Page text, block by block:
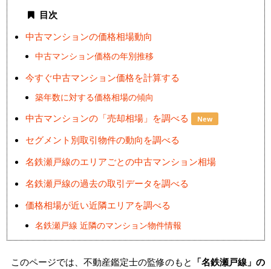
目次
中古マンションの価格相場動向
中古マンション価格の年別推移
今すぐ中古マンション価格を計算する
築年数に対する価格相場の傾向
中古マンションの「売却相場」を調べる New
セグメント別取引物件の動向を調べる
名鉄瀬戸線のエリアごとの中古マンション相場
名鉄瀬戸線の過去の取引データを調べる
価格相場が近い近隣エリアを調べる
名鉄瀬戸線 近隣のマンション物件情報
このページでは、不動産鑑定士の監修のもと 「名鉄瀬戸線」の